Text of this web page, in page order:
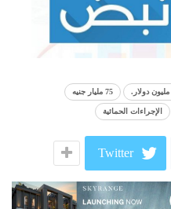
75 مليار جنيه
الإجراءات الحمائية
Twitter